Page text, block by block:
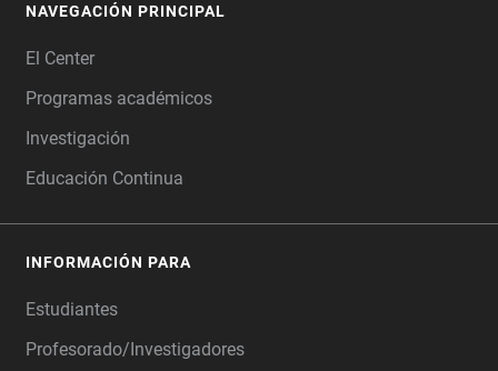
NAVEGACIÓN PRINCIPAL
El Center
Programas académicos
Investigación
Educación Continua
INFORMACIÓN PARA
Estudiantes
Profesorado/Investigadores